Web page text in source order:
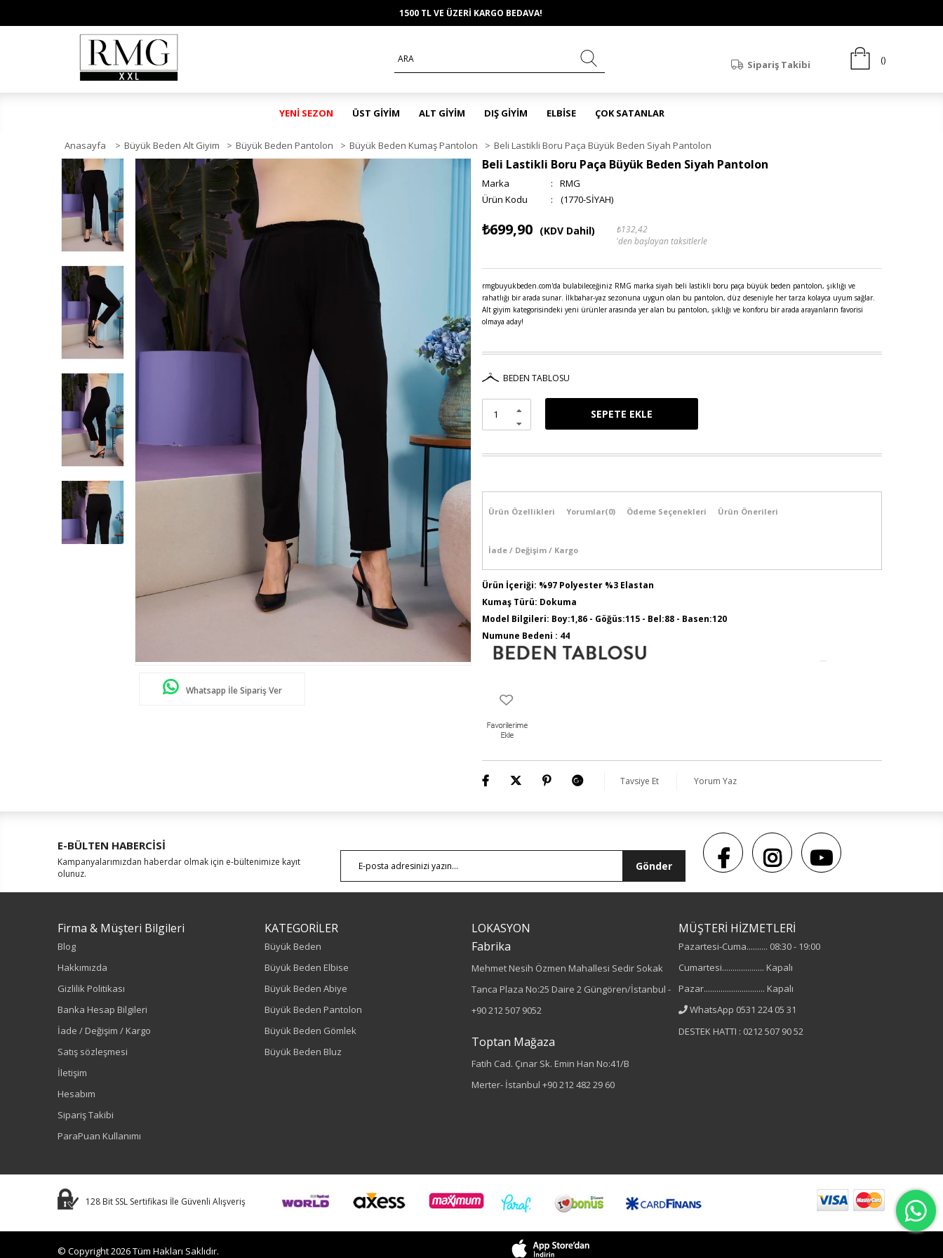
1500 TL VE ÜZERİ KARGO BEDAVA!
Sipariş Takibi
YENİ SEZON ÜST GİYİM ALT GİYİM DIŞ GİYİM ELBİSE ÇOK SATANLAR
Anasayfa > Büyük Beden Alt Giyim > Büyük Beden Pantolon > Büyük Beden Kumaş Pantolon > Beli Lastikli Boru Paça Büyük Beden Siyah Pantolon
Whatsapp İle Sipariş Ver
Beli Lastikli Boru Paça Büyük Beden Siyah Pantolon
Marka :
RMG
(1770-SİYAH)
₺699,90 (KDV Dahil)
₺132,42
'den başlayan taksitlerle
rmgbuyukbeden.com'da bulabileceğiniz RMG marka siyah beli lastikli boru paça büyük beden pantolon, şıklığı ve
rahatlığı bir arada sunar. İlkbahar-yaz sezonuna uygun olan bu pantolon, düz deseniyle her tarza kolayca uyum sağlar.
Alt giyim kategorisindeki yeni ürünler arasında yer alan bu pantolon, şıklığı ve konforu bir arada arayanların favorisi
olmaya aday!
BEDEN TABLOSU
Ürün Özellikleri Yorumlar(0) Ödeme Seçenekleri Ürün Önerileri
İade / Değişim / Kargo
Ürün İçeriği: %97 Polyester %3 Elastan
Kumaş Türü: Dokuma
Model Bilgileri: Boy:1,86 - Göğüs:115 - Bel:88 - Basen:120
Numune Bedeni : 44
Siyah
Tavsiye Et Yorum Yaz
E-BÜLTEN HABERCİSİ
Kampanyalarımızdan haberdar olmak için e-bültenimize kayıt
olunuz.
Gönder
Firma & Müşteri Bilgileri
Blog
Hakkımızda
Gizlilik Politikası
Banka Hesap Bilgileri
İade / Değişim / Kargo
Satış sözleşmesi
İletişim
Hesabım
Sipariş Takibi
ParaPuan Kullanımı
KATEGORİLER
Büyük Beden
Büyük Beden Elbise
Büyük Beden Abiye
Büyük Beden Pantolon
Büyük Beden Gömlek
Büyük Beden Bluz
LOKASYON
Fabrika
Mehmet Nesih Özmen Mahallesi Sedir Sokak
Tanca Plaza No:25 Daire 2 Güngören/İstanbul -
+90 212 507 9052
Toptan Mağaza
Fatih Cad. Çınar Sk. Emin Han No:41/B
Merter- İstanbul +90 212 482 29 60
MÜŞTERİ HİZMETLERİ
Pazartesi-Cuma.......... 08:30 - 19:00
Cumartesi.................... Kapalı
Pazar............................. Kapalı
WhatsApp 0531 224 05 31
DESTEK HATTI : 0212 507 90 52
128 Bit SSL Sertifikası İle Güvenli Alışveriş
© Copyright 2026 Tüm Hakları Saklıdır.